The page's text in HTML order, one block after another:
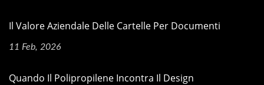
Il Valore Aziendale Delle Cartelle Per Documenti
11 Feb, 2026
Quando Il Polipropilene Incontra Il Design